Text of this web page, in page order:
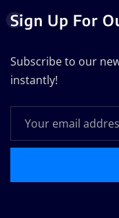
Sign Up For
Subscribe to our
instantly!